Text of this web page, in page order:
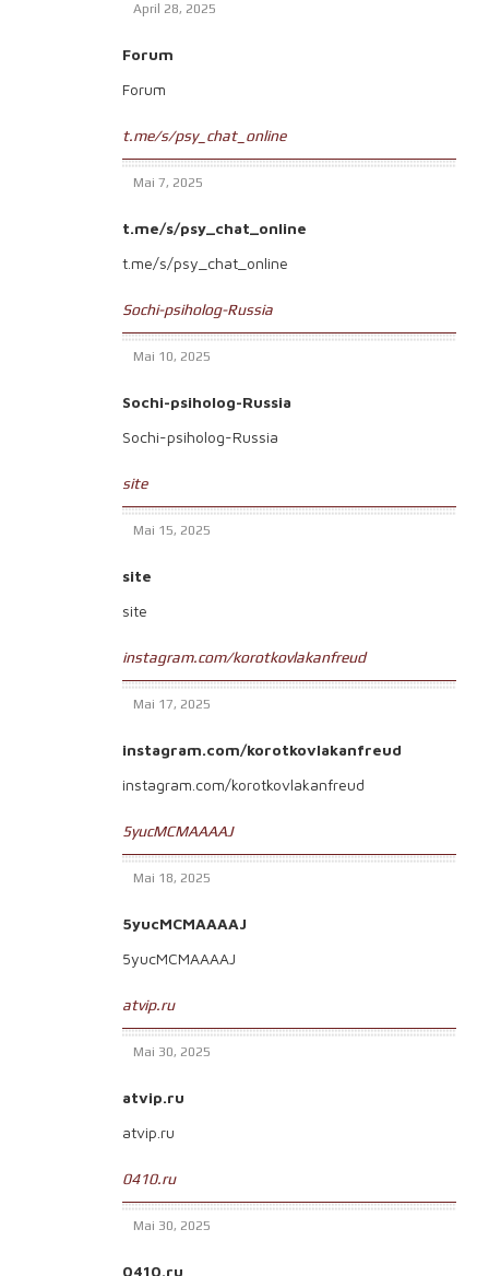
April 28, 2025
Forum
Forum
t.me/s/psy_chat_online
Mai 7, 2025
t.me/s/psy_chat_online
t.me/s/psy_chat_online
Sochi-psiholog-Russia
Mai 10, 2025
Sochi-psiholog-Russia
Sochi-psiholog-Russia
site
Mai 15, 2025
site
site
instagram.com/korotkovlakanfreud
Mai 17, 2025
instagram.com/korotkovlakanfreud
instagram.com/korotkovlakanfreud
5yucMCMAAAAJ
Mai 18, 2025
5yucMCMAAAAJ
5yucMCMAAAAJ
atvip.ru
Mai 30, 2025
atvip.ru
atvip.ru
0410.ru
Mai 30, 2025
0410.ru